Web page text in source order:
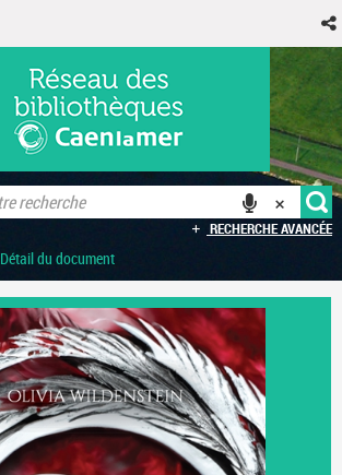
RECHERCHE AVANCÉE
Détail du document